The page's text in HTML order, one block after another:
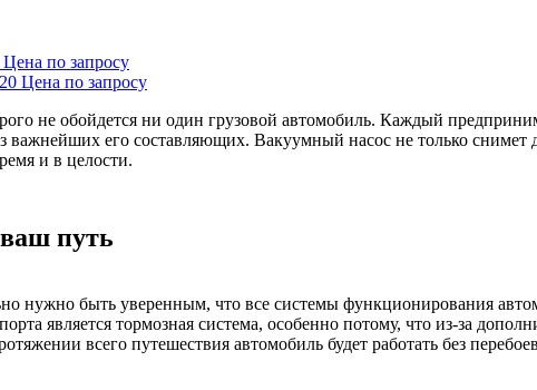
Цена по запросу
Цена по запросу
не обойдется ни один грузовой автомобиль. Каждый
важнейших его составляющих. Вакуумный насос не только
и в целости.
путь
нужно быть уверенным, что все системы функционирования
является тормозная система, особенно потому, что из-за
всего путешествия автомобиль будет работать без